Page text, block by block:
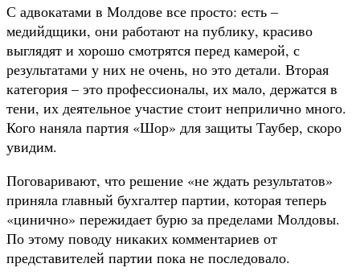
С адвокатами в Молдове все просто: есть –
медийдщики, они работают на публику, красиво
выглядят и хорошо смотрятся перед камерой, с
результатами у них не очень, но это детали. Вторая
категория – это профессионалы, их мало, держатся в
тени, их деятельное участие стоит неприлично много.
Кого наняла партия «Шор» для защиты Таубер, скоро
увидим.
Поговаривают, что решение «не ждать результатов»
приняла главный бухгалтер партии, которая теперь
«цинично» пережидает бурю за пределами Молдовы.
По этому поводу никаких комментариев от
представителей партии пока не последовало.